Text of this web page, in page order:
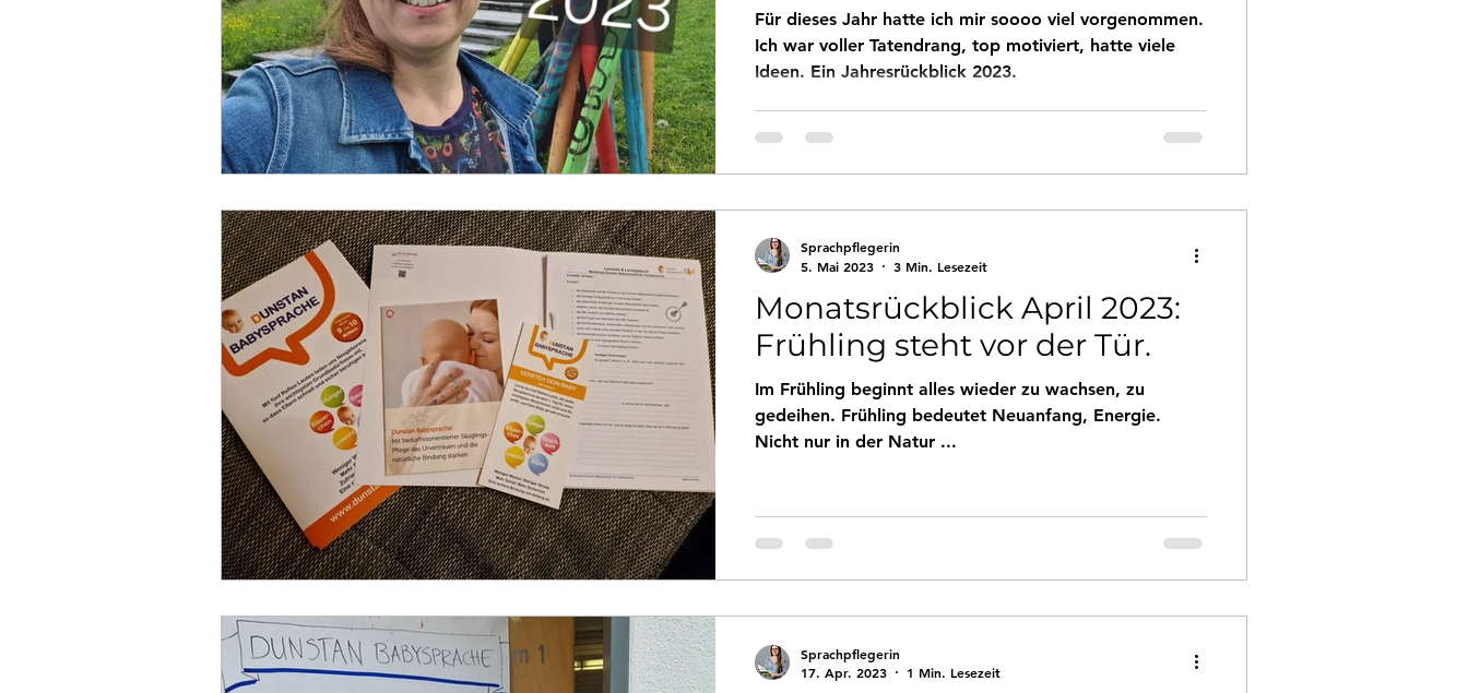
Für dieses Jahr hatte ich mir soooo viel vorgenommen.
Ich war voller Tatendrang, top motiviert, hatte viele
Ideen. Ein Jahresrückblick 2023.
Monatsrückblick April 2023:
Frühling steht vor der Tür.
Im Frühling beginnt alles wieder zu wachsen, zu
gedeihen. Frühling bedeutet Neuanfang, Energie.
Nicht nur in der Natur ...
Sprachpflegerin
5. Mai 2023
3 Min. Lesezeit
Sprachpflegerin
17. Apr. 2023
1 Min. Lesezeit